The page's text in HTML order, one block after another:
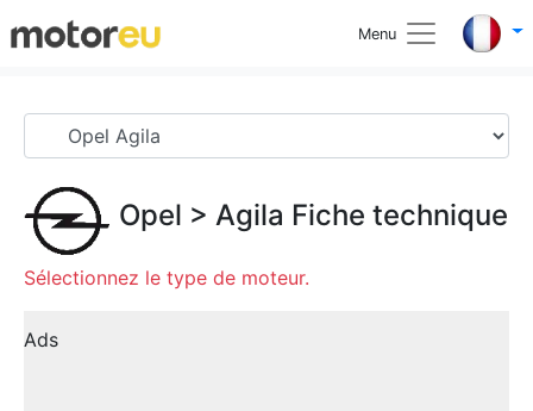
Menu
Opel > Agila Fiche technique
Sélectionnez le type de moteur.
Ads